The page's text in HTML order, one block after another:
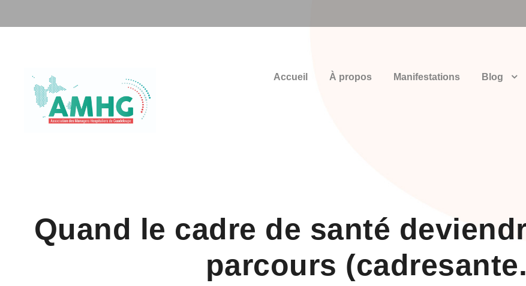
Accueil À propos Manifestations Blog
Quand le cadre de santé
parcours